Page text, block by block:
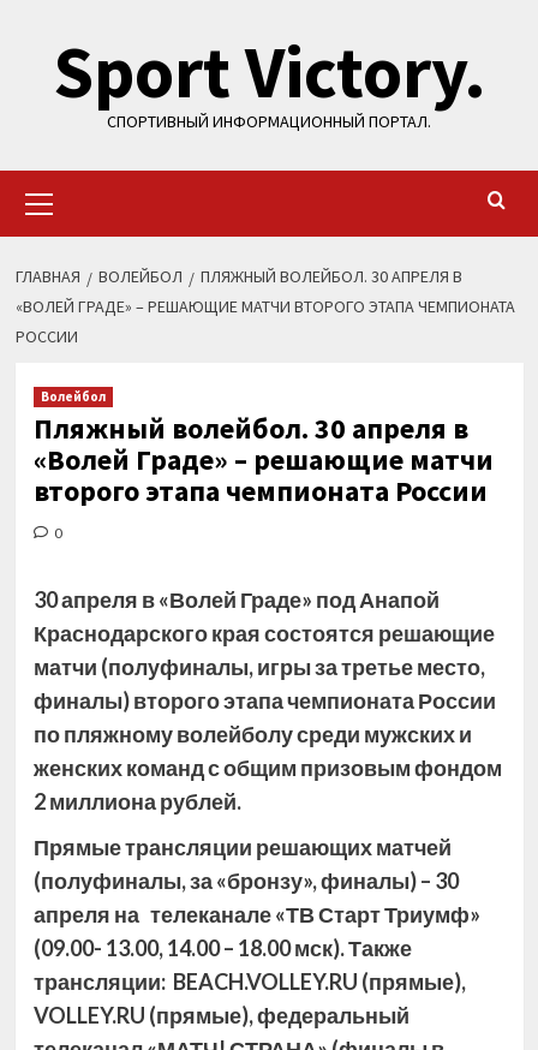
содержимому
Sport Victory.
СПОРТИВНЫЙ ИНФОРМАЦИОННЫЙ ПОРТАЛ.
меню
ГЛАВНАЯ ВОЛЕЙБОЛ
ПЛЯЖНЫЙ ВОЛЕЙБОЛ. 30 АПРЕЛЯ В
«ВОЛЕЙ ГРАДЕ» – РЕШАЮЩИЕ МАТЧИ ВТОРОГО ЭТАПА ЧЕМПИОНАТА
РОССИИ
Волейбол
Пляжный волейбол. 30 апреля в
«Волей Граде» – решающие матчи
второго этапа чемпионата России
0
30 апреля в «Волей Граде» под Анапой
Краснодарского края состоятся решающие
матчи (полуфиналы, игры за третье место,
финалы) второго этапа чемпионата России
по пляжному волейболу среди мужских и
женских команд с общим призовым фондом
2 миллиона рублей.
Прямыетрансляции решающих матчей
(полуфиналы, за «бронзу», финалы) – 30
апреля на телеканале «ТВ Старт Триумф»
(09.00- 13.00, 14.00 – 18.00 мск). Также
трансляции: BEACH.VOLLEY.RU (прямые),
VOLLEY.RU (прямые), федеральный